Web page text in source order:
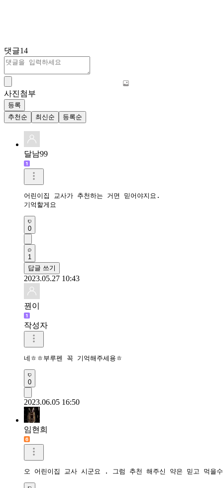
댓글14
사진첨부
등록
추천순
최신순 등록순
달남99
어린이집 교사가 추천하는 거면 믿어야지요.
기억할게요
0
1
답글 쓰기
2023.05.27 10:43
꿘이
작성자
네ㅎㅎ부루펜 꼭 기억해주세용ㅎ
0
2023.06.05 16:50
임현희
오 어린이집 교사 시군요 . 그럼 추천 해주신 약은 믿고 먹을